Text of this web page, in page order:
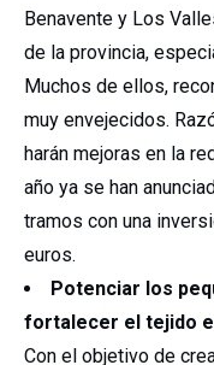
Benavente y Los
de la provincia,
Muchos de ellos,
muy envejecidos.
harán mejoras en la
año ya se han
tramos con una
euros.
Potenciar los
fortalecer el tejido
Con el objetivo de